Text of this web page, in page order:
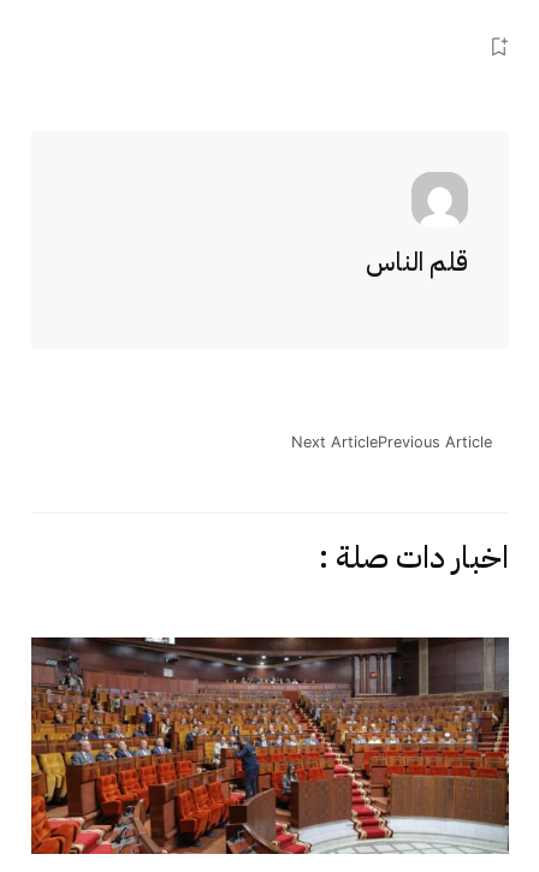
قلم الناس
Previous Article
Next Article
اخبار دات صلة :